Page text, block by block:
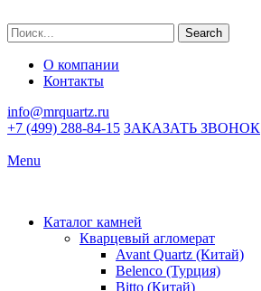
Search
О компании
Контакты
info@mrquartz.ru
+7 (499) 288-84-15 ЗАКАЗАТЬ ЗВОНОК
Menu
Каталог камней
Кварцевый агломерат
Avant Quartz (Китай)
Belenco (Турция)
Bitto (Китай)